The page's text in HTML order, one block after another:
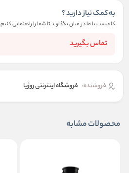
به کمک نیاز دارید ؟
کافیست با ما در میان بگذارید تا شما را راهنمایی کنیم
تماس بگیرید
فروشنده: فروشگاه اینترنتی روژیا
محصولات مشابه